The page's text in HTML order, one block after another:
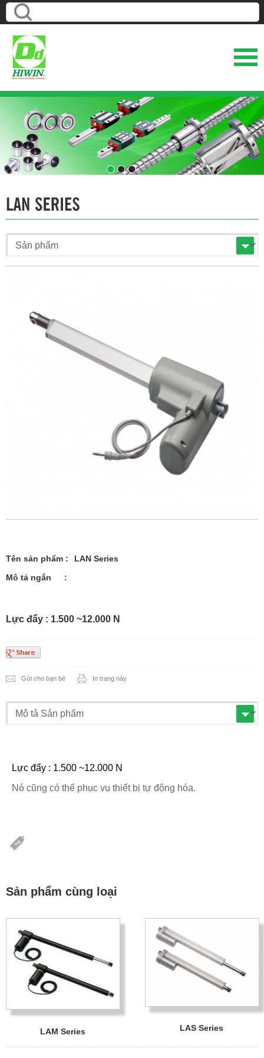
1 2 3
Tên sản phẩm :
LAN Series
Mô tả ngắn
:
Lực đẩy : 1.500 ~12.000 N
Gửi cho bạn bè In trang này
Lực đẩy : 1.500 ~12.000 N
Nó cũng có thể phục vụ thiết bị tự động hóa.
Sản phẩm cùng loại
LAM Series LAS Series